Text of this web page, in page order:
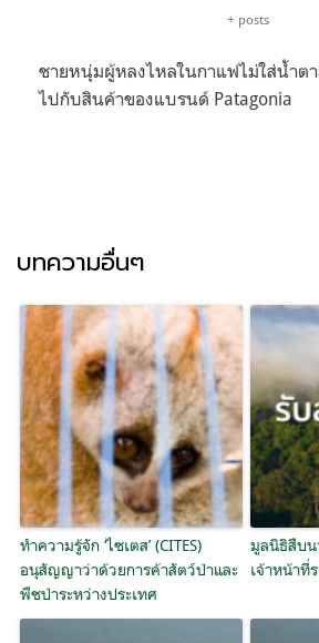
+ posts
ชายหนุ่มผู้หลงไหลในกาแฟไม่ใส่น้ำ
ไปกับสินค้าของแบรนด์ Patagonia
บทความอื่นๆ
ทำความรู้จัก ‘ไซเตส’ (CITES)
อนุสัญญาว่าด้วยการค้าสัตว์ป่าและ
พืชป่าระหว่างประเทศ
มูลนิธิสืบน
เจ้าหน้าที่